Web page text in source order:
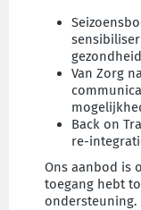
gezondheid
Van Zorg
Back on
re-
Ons aanbod is
toegang hebt
ondersteuning.